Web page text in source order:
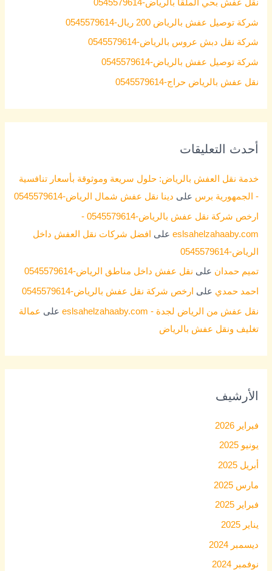
o
r
:
نقل عفش بحي الملقا بالرياض-0545579614
شركة توصيل عفش بالرياض 200 ريال-0545579614
شركة نقل دبش عروس بالرياض-0545579614
شركة توصيل عفش بالرياض-0545579614
نقل عفش بالرياض حراج-0545579614
أحدث التعليقات
خدمة نقل العفش بالرياض: حلول سريعة وموثوقة بأسعار تنافسية
- الجمهورية برس على دينا نقل عفش شمال الرياض-0545579614
ارخص شركة نقل عفش بالرياض-0545579614 -
eslsahelzahaaby.com على افضل شركات نقل العفش داخل
الرياض-0545579614
تميم حمدان على نقل عفش داخل مناطق الرياض-0545579614
احمد حمدي على ارخص شركة نقل عفش بالرياض-0545579614
نقل عفش من الرياض لجدة - eslsahelzahaaby.com على عمالة
تغليف ونقل عفش بالرياض
الأرشيف
فبراير 2026
يونيو 2025
أبريل 2025
مارس 2025
فبراير 2025
يناير 2025
ديسمبر 2024
نوفمبر 2024